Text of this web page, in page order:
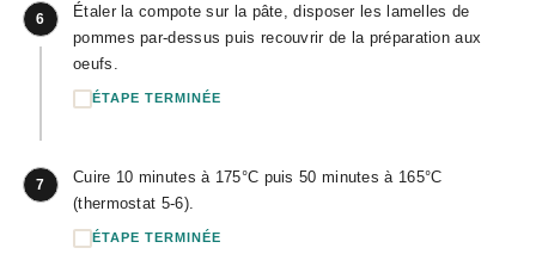
6
Étaler la compote sur la pâte, disposer les lamelles de
pommes par-dessus puis recouvrir de la préparation aux
oeufs.
ÉTAPE TERMINÉE
7
Cuire 10 minutes à 175°C puis 50 minutes à 165°C
(thermostat 5-6).
ÉTAPE TERMINÉE